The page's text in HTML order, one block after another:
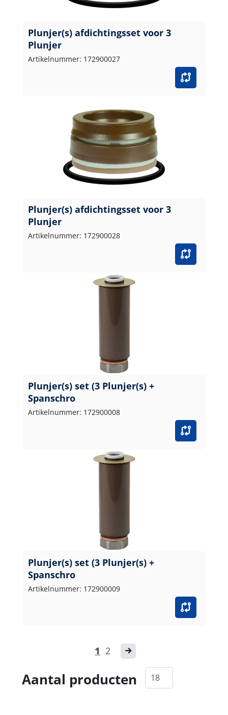
Plunjer(s) afdichtingsset voor 3
Plunjer
Artikelnummer: 172900027
Plunjer(s) afdichtingsset voor 3
Plunjer
Artikelnummer: 172900028
Plunjer(s) set (3 Plunjer(s) +
Spanschro
Artikelnummer: 172900008
Plunjer(s) set (3 Plunjer(s) +
Spanschro
Artikelnummer: 172900009
1 2
Aantal producten